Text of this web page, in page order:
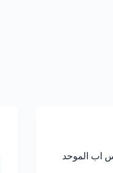
اب الموحد